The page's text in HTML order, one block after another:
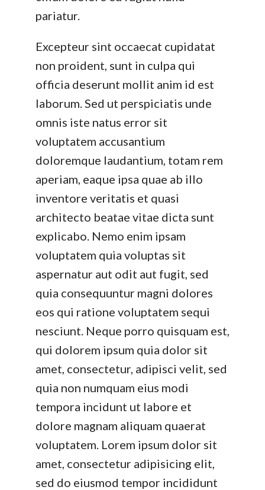
pariatur.
Excepteur sint occaecat cupidatat
non proident, sunt in culpa qui
officia deserunt mollit anim id est
laborum. Sed ut perspiciatis unde
omnis iste natus error sit
voluptatem accusantium
doloremque laudantium, totam rem
aperiam, eaque ipsa quae ab illo
inventore veritatis et quasi
architecto beatae vitae dicta sunt
explicabo. Nemo enim ipsam
voluptatem quia voluptas sit
aspernatur aut odit aut fugit, sed
quia consequuntur magni dolores
eos qui ratione voluptatem sequi
nesciunt. Neque porro quisquam est,
qui dolorem ipsum quia dolor sit
amet, consectetur, adipisci velit, sed
quia non numquam eius modi
tempora incidunt ut labore et
dolore magnam aliquam quaerat
voluptatem. Lorem ipsum dolor sit
amet, consectetur adipisicing elit,
sed do eiusmod tempor incididunt